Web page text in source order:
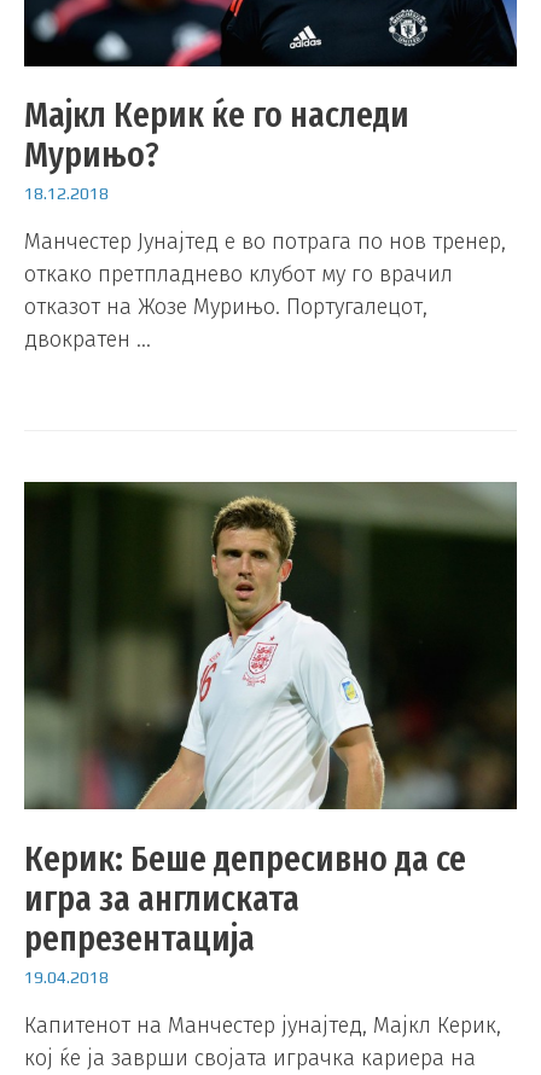
Мајкл Керик ќе го наследи
Мурињо?
18.12.2018
Манчестер Јунајтед е во потрага по нов тренер,
откако претпладнево клубот му го врачил
отказот на Жозе Мурињо. Португалецот,
двократен …
Керик: Беше депресивно да се
игра за англиската
репрезентација
19.04.2018
Капитенот на Манчестер јунајтед, Мајкл Керик,
кој ќе ја заврши својата играчка кариера на